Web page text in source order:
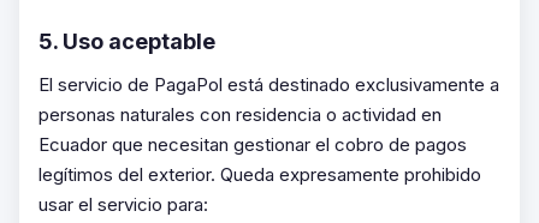
5. Uso aceptable
El servicio de PagaPol está destinado exclusivamente a
personas naturales con residencia o actividad en
Ecuador que necesitan gestionar el cobro de pagos
legítimos del exterior. Queda expresamente prohibido
usar el servicio para: